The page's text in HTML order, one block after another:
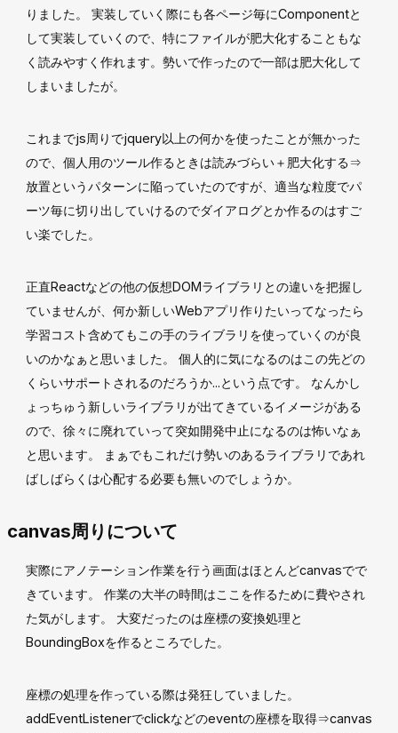
りました。 実装していく際にも各ページ毎にComponentと
して実装していくので、特にファイルが肥大化することもな
く読みやすく作れます。勢いで作ったので一部は肥大化して
しまいましたが。
これまでjs周りでjquery以上の何かを使ったことが無かった
ので、個人用のツール作るときは読みづらい＋肥大化する⇒
放置というパターンに陥っていたのですが、適当な粒度でパ
ーツ毎に切り出していけるのでダイアログとか作るのはすご
い楽でした。
正直Reactなどの他の仮想DOMライブラリとの違いを把握し
ていませんが、何か新しいWebアプリ作りたいってなったら
学習コスト含めてもこの手のライブラリを使っていくのが良
いのかなぁと思いました。 個人的に気になるのはこの先どの
くらいサポートされるのだろうか...という点です。 なんかし
ょっちゅう新しいライブラリが出てきているイメージがある
ので、徐々に廃れていって突如開発中止になるのは怖いなぁ
と思います。 まぁでもこれだけ勢いのあるライブラリであれ
ばしばらくは心配する必要も無いのでしょうか。
canvas周りについて
実際にアノテーション作業を行う画面はほとんどcanvasでで
きています。 作業の大半の時間はここを作るために費やされ
た気がします。 大変だったのは座標の変換処理と
BoundingBoxを作るところでした。
座標の処理を作っている際は発狂していました。
addEventListenerでclickなどのeventの座標を取得⇒canvas